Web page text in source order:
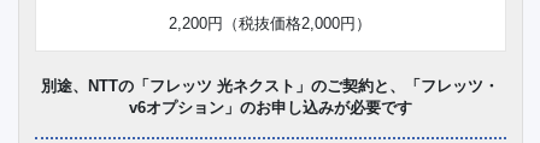
2,200円（税抜価格2,000円）
別途、NTTの「フレッツ 光ネクスト」のご契約と、「フレッツ・
v6オプション」のお申し込みが必要です